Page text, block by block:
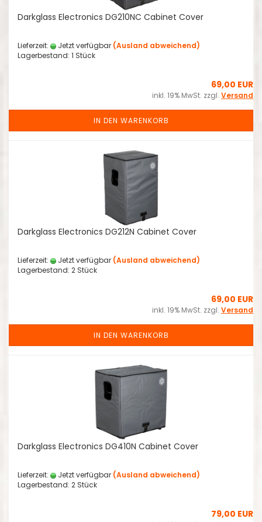
Darkglass Electronics DG210NC Cabinet Cover
Lieferzeit: Jetzt verfügbar (Ausland abweichend)
Lagerbestand: 1 Stück
69,00 EUR
inkl. 19% MwSt. zzgl. Versand
IN DEN WARENKORB
Darkglass Electronics DG212N Cabinet Cover
Lieferzeit: Jetzt verfügbar (Ausland abweichend)
Lagerbestand: 2 Stück
69,00 EUR
inkl. 19% MwSt. zzgl. Versand
IN DEN WARENKORB
Darkglass Electronics DG410N Cabinet Cover
Lieferzeit: Jetzt verfügbar (Ausland abweichend)
Lagerbestand: 2 Stück
79,00 EUR